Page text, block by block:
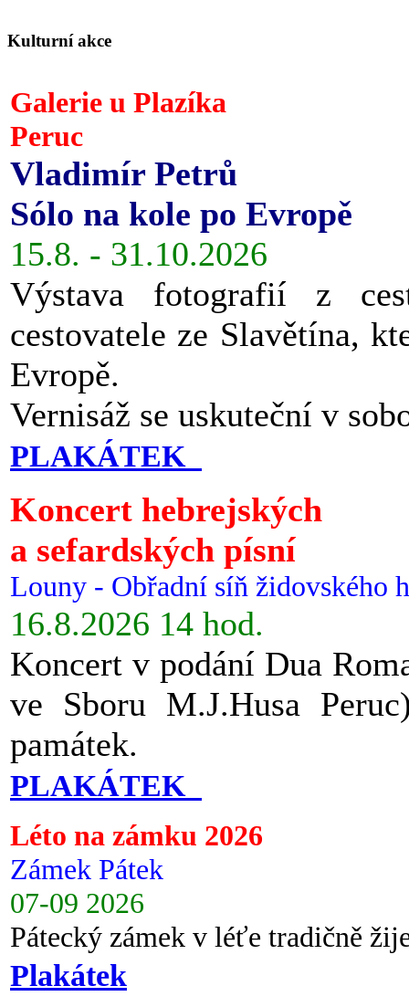
Kulturní akce
Galerie u Plazíka
Peruc
Vladimír Petrů
Sólo na kole po Evropě
15.8. - 31.10.2026
Výstava fotografií z
cestovatele ze Slavětína,
Evropě.
Vernisáž se uskuteční v
PLAKÁTEK
Koncert hebrejských
a sefardských písní
Louny - Obřadní síň židovského
16.8.2026 14 hod.
Koncert v podání Dua
ve Sboru M.J.Husa
památek.
PLAKÁTEK
Léto na zámku 2026
Zámek Pátek
07-09 2026
Pátecký zámek v léťe tradičně
Plakátek